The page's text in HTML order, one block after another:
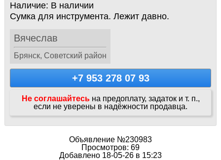
Наличие: В наличии
Сумка для инструмента. Лежит давно.
Вячеслав
Брянск, Советский район
+7 953 278 07 93
Не соглашайтесь на предоплату, задаток и т. п.,
если не уверены в надёжности продавца.
Объявление №230983
Просмотров: 69
Добавлено 18-05-26 в 15:23